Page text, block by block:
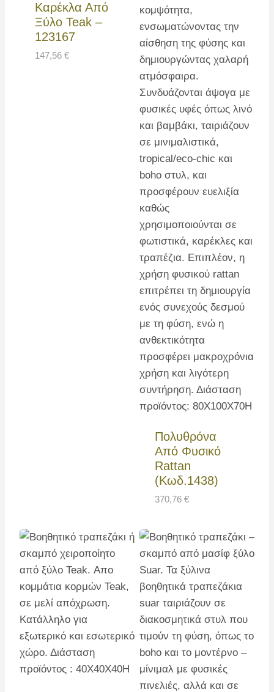
Καρέκλα Από
Ξύλο Teak –
123167
147,56 €
Πολυθρόνα
Από Φυσικό
Rattan
(Κωδ.1438)
370,76 €